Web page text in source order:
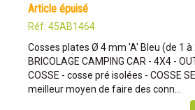
article épuisé
Réf: 45AB1464
Cosses plates Ø 4 mm 'A' Bleu (de 1
BRICOLAGE CAMPING CAR - 4X4 -
COSSE - cosse pré isolées - COSSE
meilleur moyen de faire des conn...